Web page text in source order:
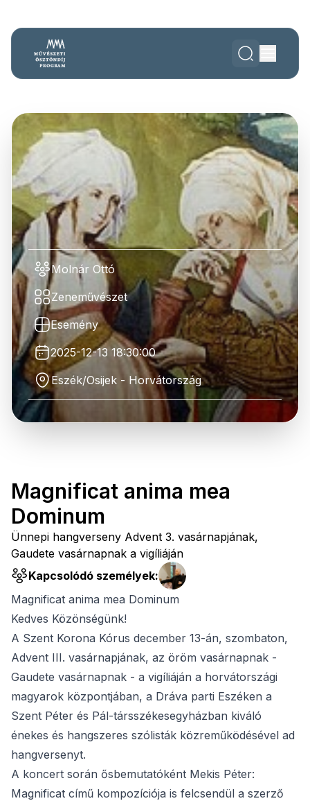
Molnár Ottó
Zeneművészet
Esemény
2025-12-13 18:30:00
Eszék/Osijek - Horvátország
Magnificat anima mea
Dominum
Ünnepi hangverseny Advent 3. vasárnapjának,
Gaudete vasárnapnak a vigíliáján
Kapcsolódó személyek:
Magnificat anima mea Dominum
Kedves Közönségünk!
A Szent Korona Kórus december 13-án, szombaton,
Advent III. vasárnapjának, az öröm vasárnapnak -
Gaudete vasárnapnak - a vigíliáján a horvátországi
magyarok központjában, a Dráva parti Eszéken a
Szent Péter és Pál-társszékesegyházban kiváló
énekes és hangszeres szólisták közreműködésével ad
hangversenyt.
A koncert során ősbemutatóként Mekis Péter:
Magnificat című kompozíciója is felcsendül a szerző